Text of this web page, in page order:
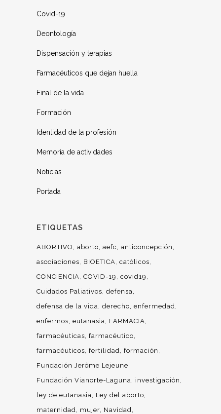
Covid-19
Deontología
Dispensación y terapias
Farmacéuticos que dejan huella
Final de la vida
Formación
Identidad de la profesión
Memoria de actividades
Noticias
Portada
ETIQUETAS
ABORTIVO aborto aefc
anticoncepción
asociaciones
BIOETICA católicos
CONCIENCIA COVID-19
covid19
Cuidados Paliativos defensa
defensa de la vida derecho enfermedad
enfermos eutanasia
FARMACIA
farmacéuticas farmacéutico
farmacéuticos fertilidad formación
Fundación Jerôme Lejeune
Fundación Vianorte-Laguna
investigación
ley de eutanasia
Ley del aborto
maternidad
mujer Navidad